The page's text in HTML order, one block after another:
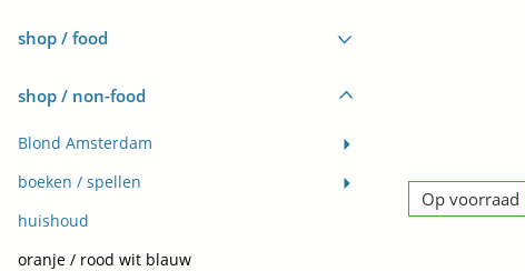
shop / food
shop / non-food
Blond Amsterdam
boeken / spellen
huishoud
oranje / rood wit blauw
Op voorraad